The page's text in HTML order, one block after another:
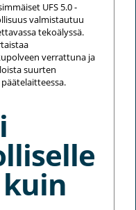
UFS 5.0 -
valmistautuu
tekoälyssä.
verrattuna ja
suurten